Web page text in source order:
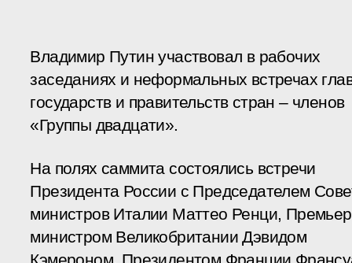
Владимир Путин участвовал в рабочих
заседаниях и неформальных встречах
государств и правительств стран – членов
«Группы двадцати».
На полях саммита состоялись встречи
Президента России с Председателем
министров Италии Маттео Ренци,
министром Великобритании Дэвидом